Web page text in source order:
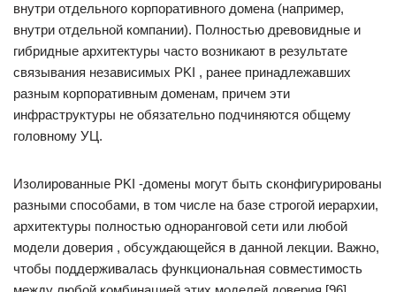
внутри отдельного корпоративного домена (например,
внутри отдельной компании). Полностью древовидные и
гибридные архитектуры часто возникают в результате
связывания независимых PKI , ранее принадлежавших
разным корпоративным доменам, причем эти
инфраструктуры не обязательно подчиняются общему
головному УЦ.
Изолированные PKI -домены могут быть сконфигурированы
разными способами, в том числе на базе строгой иерархии,
архитектуры полностью одноранговой сети или любой
модели доверия , обсуждающейся в данной лекции. Важно,
чтобы поддерживалась функциональная совместимость